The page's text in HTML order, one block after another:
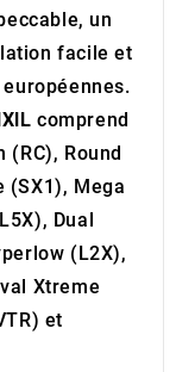
un
facile et
IXIL comprend
(RC), Round
(SX1), Mega
Dual
(L2X),
Xtreme
et